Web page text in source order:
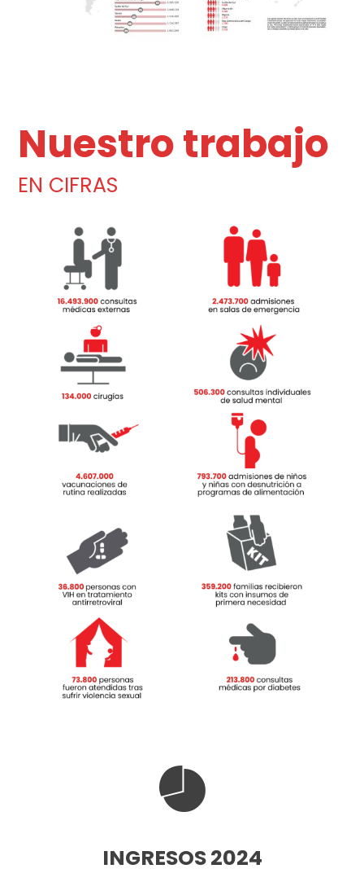
Nuestro trabajo
EN CIFRAS
INGRESOS 2024